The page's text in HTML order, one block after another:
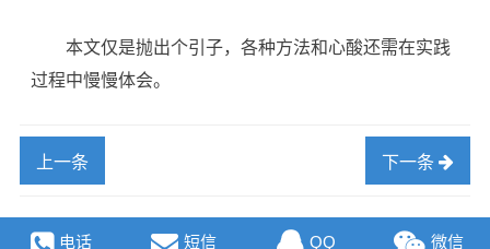
本文仅是抛出个引子，各种方法和心酸还需在实践
过程中慢慢体会。
上一条 下一条
电话 短信 QQ 微信